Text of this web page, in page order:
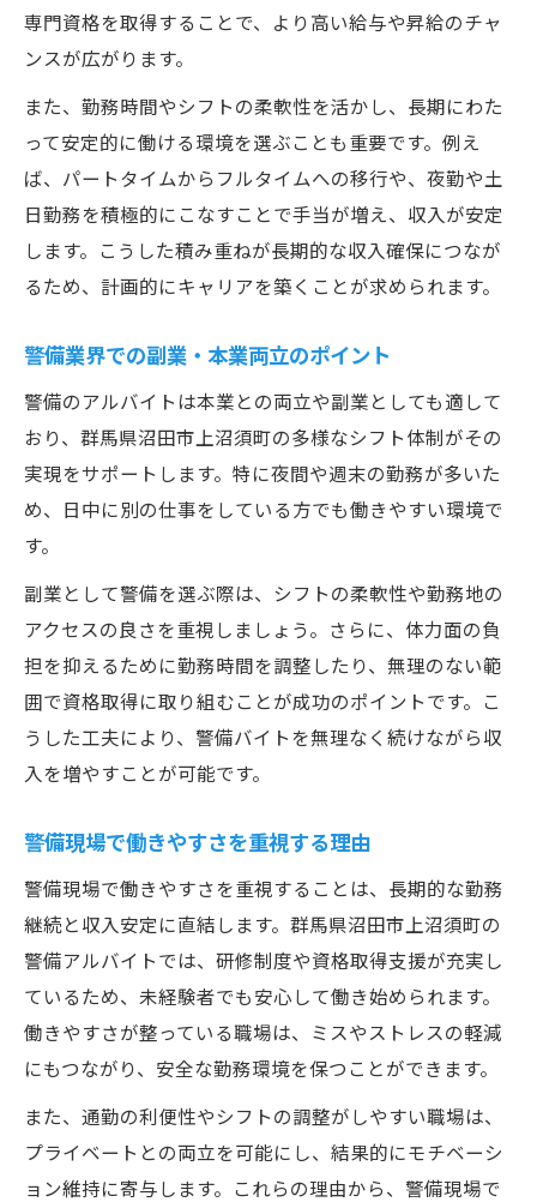
専門資格を取得することで、より高い給与や昇給のチャ
ンスが広がります。
また、勤務時間やシフトの柔軟性を活かし、長期にわた
って安定的に働ける環境を選ぶことも重要です。例え
ば、パートタイムからフルタイムへの移行や、夜勤や土
日勤務を積極的にこなすことで手当が増え、収入が安定
します。こうした積み重ねが長期的な収入確保につなが
るため、計画的にキャリアを築くことが求められます。
警備業界での副業・本業両立のポイント
警備のアルバイトは本業との両立や副業としても適して
おり、群馬県沼田市上沼須町の多様なシフト体制がその
実現をサポートします。特に夜間や週末の勤務が多いた
め、日中に別の仕事をしている方でも働きやすい環境で
す。
副業として警備を選ぶ際は、シフトの柔軟性や勤務地の
アクセスの良さを重視しましょう。さらに、体力面の負
担を抑えるために勤務時間を調整したり、無理のない範
囲で資格取得に取り組むことが成功のポイントです。こ
うした工夫により、警備バイトを無理なく続けながら収
入を増やすことが可能です。
警備現場で働きやすさを重視する理由
警備現場で働きやすさを重視することは、長期的な勤務
継続と収入安定に直結します。群馬県沼田市上沼須町の
警備アルバイトでは、研修制度や資格取得支援が充実し
ているため、未経験者でも安心して働き始められます。
働きやすさが整っている職場は、ミスやストレスの軽減
にもつながり、安全な勤務環境を保つことができます。
また、通勤の利便性やシフトの調整がしやすい職場は、
プライベートとの両立を可能にし、結果的にモチベーシ
ョン維持に寄与します。これらの理由から、警備現場で